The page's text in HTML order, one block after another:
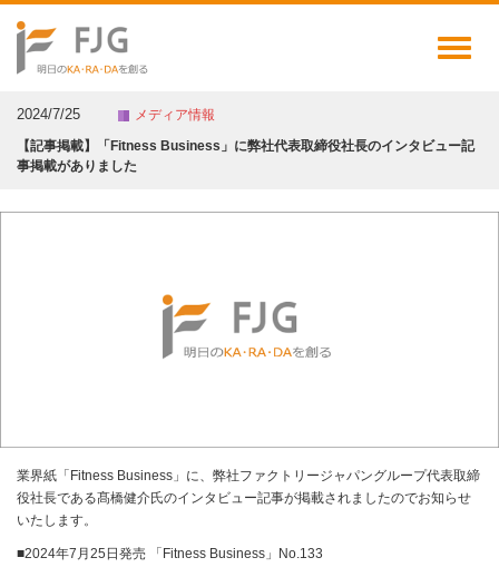
Toggle
2024/7/25
メディア情報
【記事掲載】「Fitness Business」に弊社代表取締役社長のインタビュー記
事掲載がありました
業界紙「Fitness Business」に、弊社ファクトリージャパングループ代表取締
役社長である髙橋健介氏のインタビュー記事が掲載されましたのでお知らせ
いたします。
■2024年7月25日発売 「Fitness Business」No.133